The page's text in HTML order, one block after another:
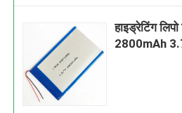
हाइड्रेटिंग
2800mAh